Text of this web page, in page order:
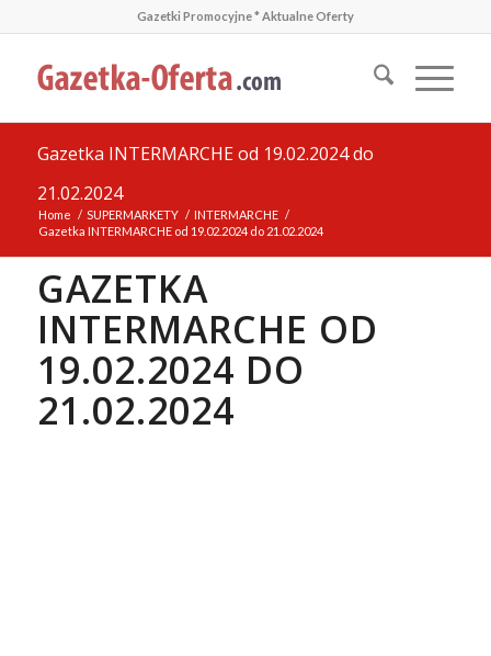
Gazetki Promocyjne * Aktualne Oferty
Gazetka INTERMARCHE od 19.02.2024 do
21.02.2024
Home / SUPERMARKETY / INTERMARCHE /
Gazetka INTERMARCHE od 19.02.2024 do 21.02.2024
GAZETKA
INTERMARCHE OD
19.02.2024 DO
21.02.2024